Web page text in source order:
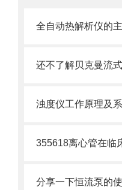
全自动热解析仪的
浊度仪工作原理及
分享一下恒流泵的